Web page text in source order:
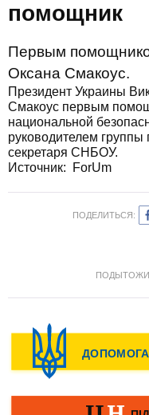
помощник
Первым
Оксана Смакоус.
Президент Украины
Смакоус первым
национальной
руководителем группы
секретаря СНБОУ.
Источник:
ForUm
ПОДЕЛИТЬСЯ: